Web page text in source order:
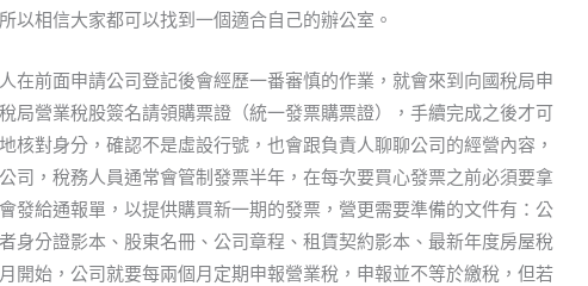
以相信大家都可以找到一個適合自己的辦公室。
在前面申請公司登記後會經歷一番審慎的作業，就會來到向國稅局申
局營業稅股簽名請領購票證（統一發票購票證），手續完成之後才可
核對身分，確認不是虛設行號，也會跟負責人聊聊公司的經營內容，
司，稅務人員通常會管制發票半年，在每次要買心發票之前必須要拿
發給通報單，以提供購買新一期的發票，營更需要準備的文件有：公
身分證影本、股東名冊、公司章程、租賃契約影本、最新年度房屋稅
開始，公司就要每兩個月定期申報營業稅，申報並不等於繳稅，但若